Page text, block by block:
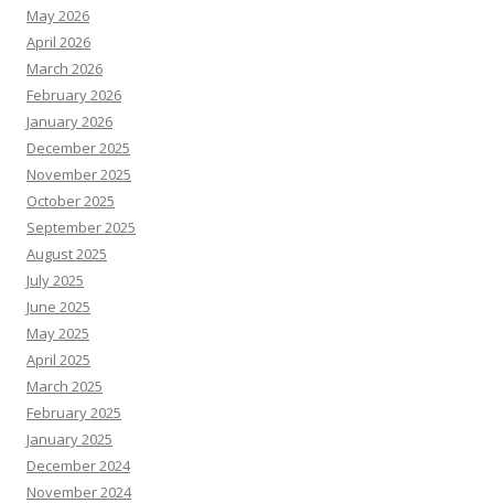
May 2026
April 2026
March 2026
February 2026
January 2026
December 2025
November 2025
October 2025
September 2025
August 2025
July 2025
June 2025
May 2025
April 2025
March 2025
February 2025
January 2025
December 2024
November 2024